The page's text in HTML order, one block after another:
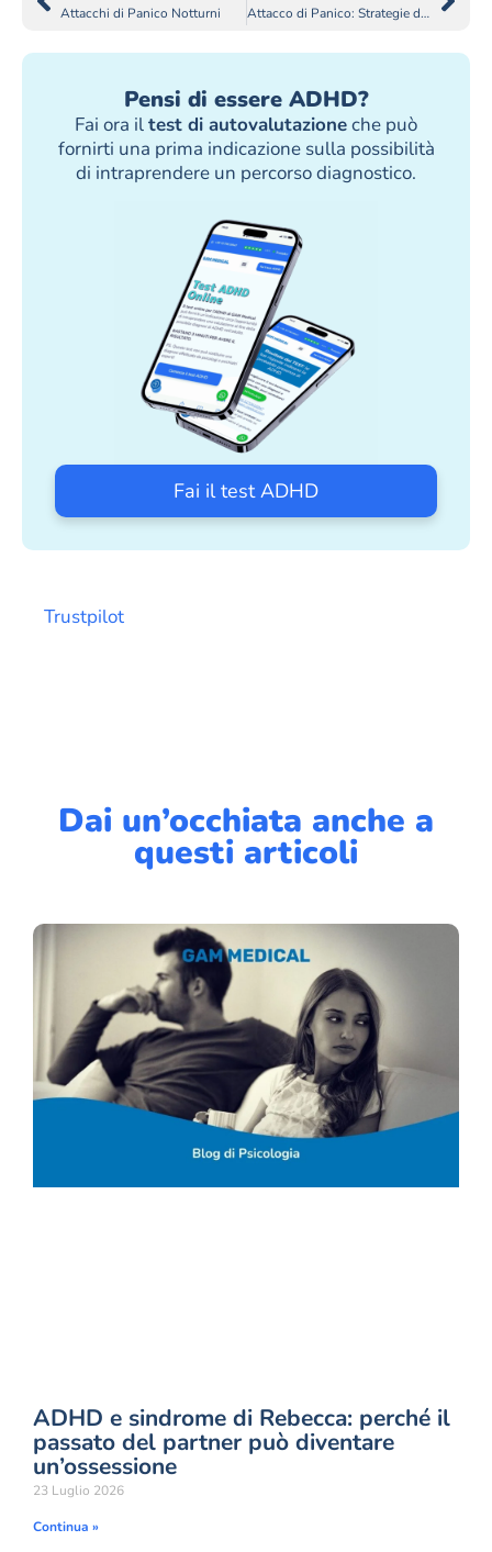
Attacchi di Panico Notturni Attacco di Panico: Strategie di “Pronto Soccorso”
Pensi di essere ADHD?
Fai ora iltest di autovalutazioneche può
fornirti una prima indicazione sulla possibilità
di intraprendere un percorso diagnostico.
Fai il test ADHD
Trustpilot
Dai un’occhiata anche a
questi articoli
ADHD e sindrome di Rebecca: perché il
passato del partner può diventare
un’ossessione
23 Luglio 2026
Continua »